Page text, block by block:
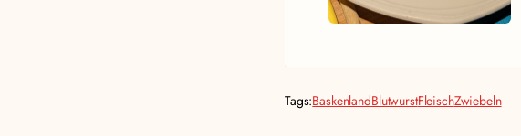
Tags:BaskenlandBlutwurstFleischZwiebeln